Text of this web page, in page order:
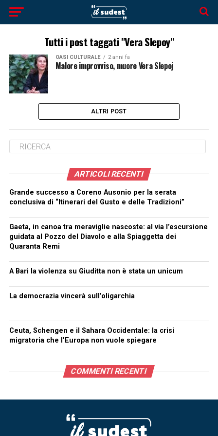
Tutti i post taggati "Vera Slepoy"
OASI CULTURALE 2 anni fa
Malore improvviso, muore Vera Slepoj
ALTRI POST
ARTICOLI RECENTI
Grande successo a Coreno Ausonio per la serata
conclusiva di “Itinerari del Gusto e delle Tradizioni”
Gaeta, in canoa tra meraviglie nascoste: al via l’escursione
guidata al Pozzo del Diavolo e alla Spiaggetta dei
Quaranta Remi
A Bari la violenza su Giuditta non è stata un unicum
La democrazia vincerà sull’oligarchia
Ceuta, Schengen e il Sahara Occidentale: la crisi
migratoria che l’Europa non vuole spiegare
COMMENTI RECENTI